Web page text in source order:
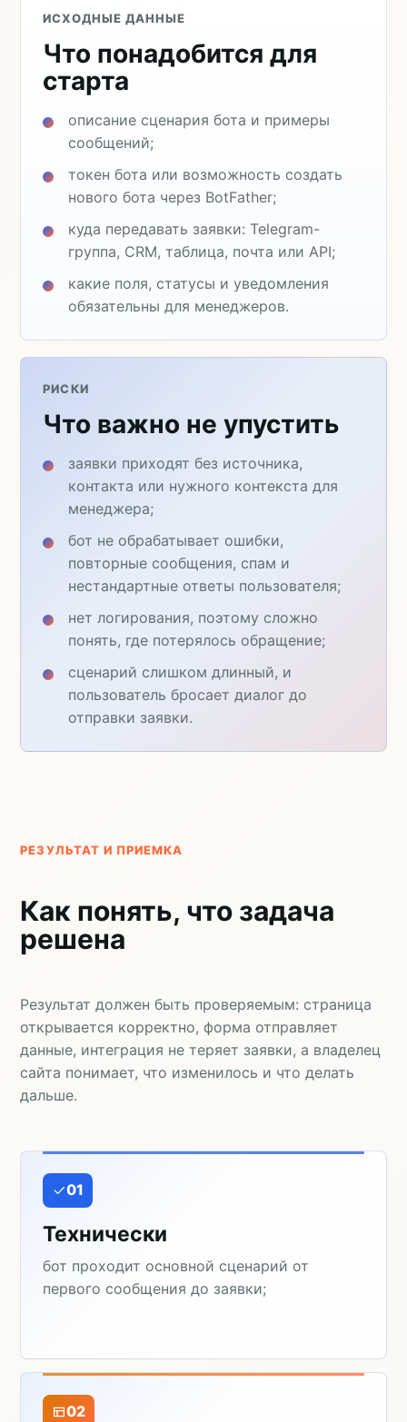
ИСХОДНЫЕ ДАННЫЕ
Что понадобится для
старта
описание сценария бота и примеры
сообщений;
токен бота или возможность создать
нового бота через BotFather;
куда передавать заявки: Telegram-
группа, CRM, таблица, почта или API;
какие поля, статусы и уведомления
обязательны для менеджеров.
РИСКИ
Что важно не упустить
заявки приходят без источника,
контакта или нужного контекста для
менеджера;
бот не обрабатывает ошибки,
повторные сообщения, спам и
нестандартные ответы пользователя;
нет логирования, поэтому сложно
понять, где потерялось обращение;
сценарий слишком длинный, и
пользователь бросает диалог до
отправки заявки.
РЕЗУЛЬТАТ И ПРИЕМКА
Как понять, что задача
решена
Результат должен быть проверяемым: страница
открывается корректно, форма отправляет
данные, интеграция не теряет заявки, а владелец
сайта понимает, что изменилось и что делать
дальше.
01
Технически
бот проходит основной сценарий от
первого сообщения до заявки;
02